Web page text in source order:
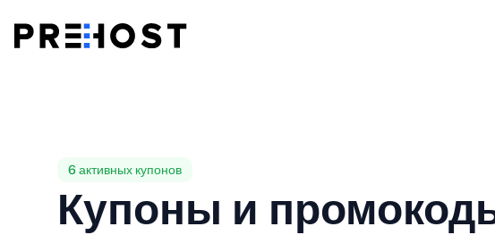
Дешевые VPS Hot
EN - English
HU - Magyar ID - Indonesia
6 активных купонов
Купоны и